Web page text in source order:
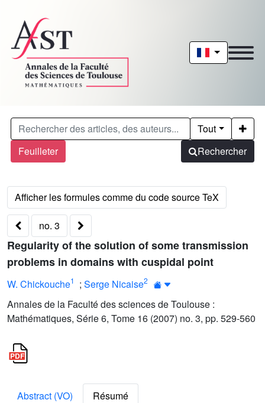
Feuilleter
Tout
Rechercher
no. 3
Regularity of the solution of some transmission
problems in domains with cuspidal point
W. Chickouche1 ; Serge Nicaise2
Annales de la Faculté des sciences de Toulouse :
Mathématiques, Série 6, Tome 16 (2007) no. 3, pp. 529-560
Abstract (VO)
Résumé